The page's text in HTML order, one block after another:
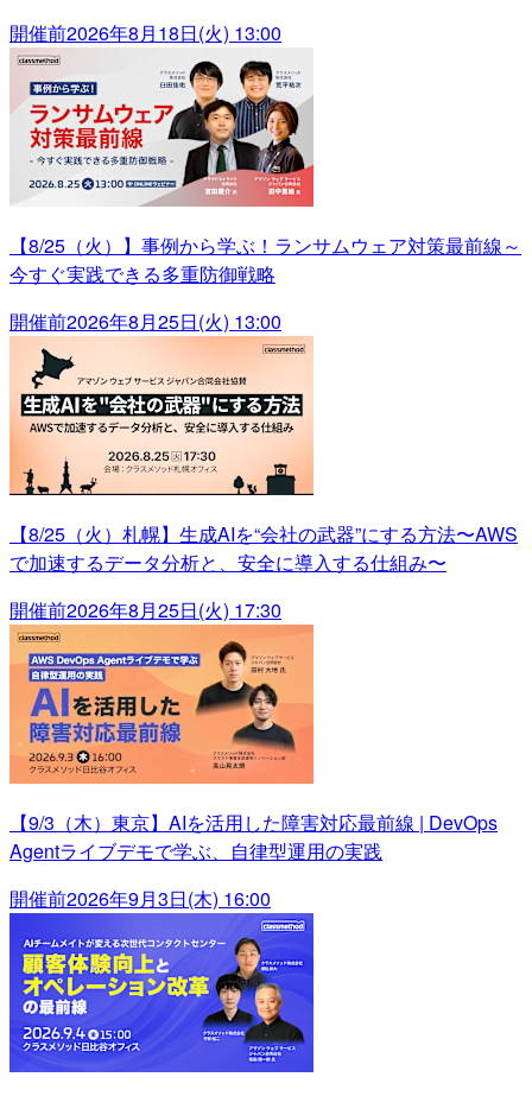
開催前2026年8月18日(火) 13:00
【8/25（火）】事例から学ぶ！ランサムウェア対策最前線～
今すぐ実践できる多重防御戦略
開催前2026年8月25日(火) 13:00
【8/25（火）札幌】生成AIを“会社の武器”にする方法〜AWS
で加速するデータ分析と、安全に導入する仕組み〜
開催前2026年8月25日(火) 17:30
【9/3（木）東京】AIを活用した障害対応最前線 | DevOps
Agentライブデモで学ぶ、自律型運用の実践
開催前2026年9月3日(木) 16:00